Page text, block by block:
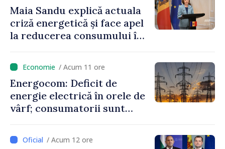
Maia Sandu explică actuala
criză energetică și face apel
la reducerea consumului în
putem menține prețurile la
un nivel mai mic”
/ Acum 11 ore
Energocom: Deficit de
energie electrică în orele de
vârf; consumatorii sunt
/ Acum 12 ore